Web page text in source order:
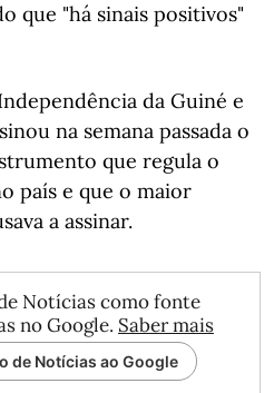
que "há sinais positivos"
da Guiné e
na semana passada o
que regula o
país e que o maior
a assinar.
Notícias como fonte
no Google. Saber mais
de Notícias ao Google